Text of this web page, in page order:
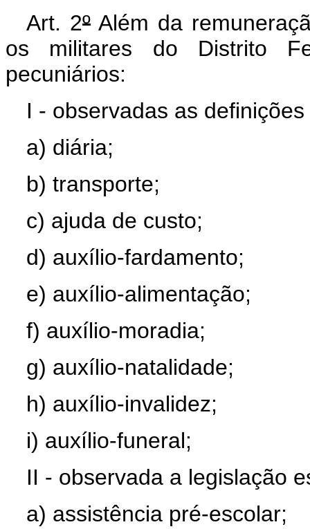
Art. 2ºAlém da
os militares do Distrito
pecuniários:
I - observadas as
a) diária;
b) transporte;
c) ajuda de custo;
d) auxílio-fardamento;
e) auxílio-alimentação;
f) auxílio-moradia;
g) auxílio-natalidade;
h) auxílio-invalidez;
i) auxílio-funeral;
II - observada a legislação
a) assistência pré-escolar;